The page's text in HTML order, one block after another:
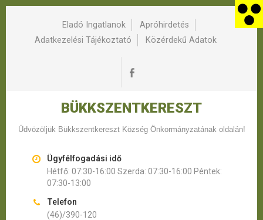
Eladó Ingatlanok
Apróhirdetés
Adatkezelési Tájékoztató
Közérdekű Adatok
BÜKKSZENTKERESZT
Üdvözöljük Bükkszentkereszt Község Önkormányzatának oldalán!
Ügyfélfogadási idő
Hétfő: 07:30-16:00 Szerda: 07:30-16:00 Péntek:
07:30-13:00
Telefon
(46)/390-120